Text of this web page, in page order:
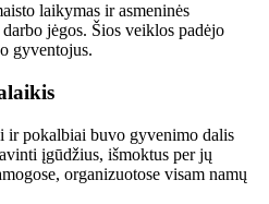
laikymas ir asmeninės
jėgos. Šios veiklos padėjo
gyventojus.
ir pokalbiai buvo gyvenimo dalis
įgūdžius, išmoktus per jų
organizuotose visam namų